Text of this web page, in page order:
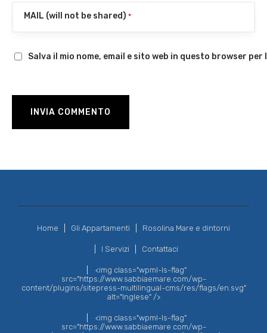
MAIL (will not be shared) *
Salva il mio nome, email e sito web in questo browser
Home Gli Appartamenti Rosolina Mare e dintorni
I Servizi Contattaci
<img class="wpml-ls-flag"
src="https://www.sabbiaemare.com/wp-
content/plugins/sitepress-multilingual-cms/res/flags/en.svg"
alt="Inglese" />
<img class="wpml-ls-flag"
src="https://www.sabbiaemare.com/wp-